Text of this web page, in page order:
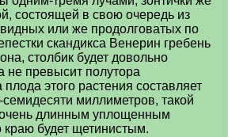
состоящей в свою очередь из
или же продолговатых по
скандикса Венерин гребень
столбик будет довольно
не превысит полутора
этого растения составляет
миллиметров, такой
очень длинным уплощенным
краю будет щетинистым.